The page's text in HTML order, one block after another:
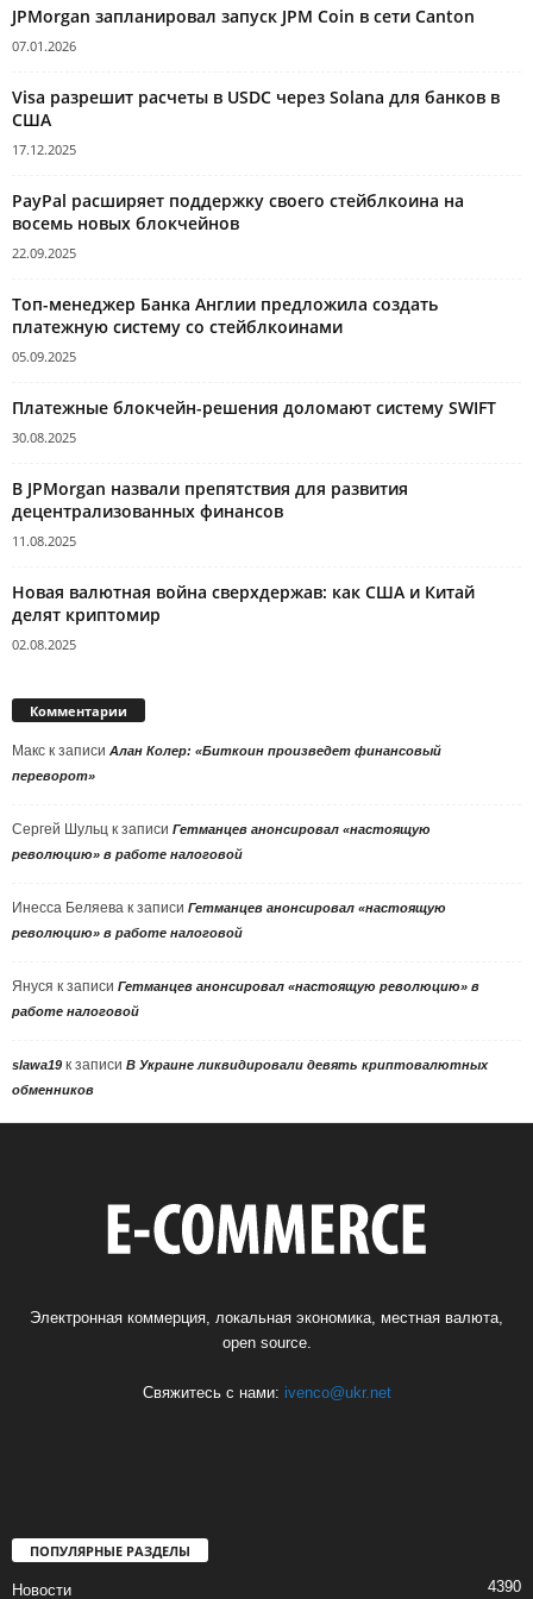
JPMorgan запланировал запуск JPM Coin в сети Canton
07.01.2026
Visa разрешит расчеты в USDC через Solana для банков в
США
17.12.2025
PayPal расширяет поддержку своего стейблкоина на
восемь новых блокчейнов
22.09.2025
Топ-менеджер Банка Англии предложила создать
платежную систему со стейблкоинами
05.09.2025
Платежные блокчейн-решения доломают систему SWIFT
30.08.2025
В JPMorgan назвали препятствия для развития
децентрализованных финансов
11.08.2025
Новая валютная война сверхдержав: как США и Китай
делят криптомир
02.08.2025
Комментарии
Макс к записи Алан Колер: «Биткоин произведет финансовый
переворот»
Сергей Шульц к записи Гетманцев анонсировал «настоящую
революцию» в работе налоговой
Инесса Беляева к записи Гетманцев анонсировал «настоящую
революцию» в работе налоговой
Януся к записи Гетманцев анонсировал «настоящую революцию» в
работе налоговой
slawa19 к записи В Украине ликвидировали девять криптовалютных
обменников
Электронная коммерция, локальная экономика, местная валюта,
open source.
Свяжитесь с нами: ivenco@ukr.net
ПОПУЛЯРНЫЕ РАЗДЕЛЫ
Новости 4390